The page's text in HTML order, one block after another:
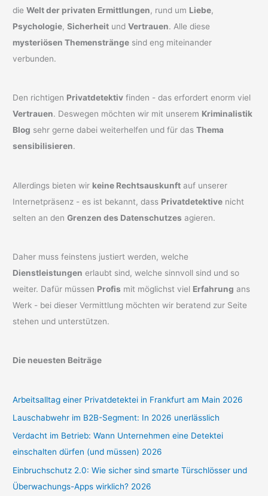
dieWelt der privaten Ermittlungen, rund um Liebe,
Psychologie,Sicherheit undVertrauen. Alle diese
mysteriösen Themenstränge sind eng miteinander
verbunden.
Den richtigen Privatdetektiv finden - das erfordert enorm viel
Vertrauen. Deswegen möchten wir mit unserem Kriminalistik
Blog sehr gerne dabei weiterhelfen und für dasThema
sensibilisieren.
Allerdings bieten wir keine Rechtsauskunft auf unserer
Internetpräsenz - es ist bekannt, dass Privatdetektive nicht
selten an denGrenzen des Datenschutzes agieren.
Daher muss feinstens justiert werden, welche
Dienstleistungen erlaubt sind, welche sinnvoll sind und so
weiter. Dafür müssen Profis mit möglichst viel Erfahrung ans
Werk - bei dieser Vermittlung möchten wir beratend zur Seite
stehen und unterstützen.
Die neuesten Beiträge
Arbeitsalltag einer Privatdetektei in Frankfurt am Main 2026
Lauschabwehr im B2B-Segment: In 2026 unerlässlich
Verdacht im Betrieb: Wann Unternehmen eine Detektei
einschalten dürfen (und müssen) 2026
Einbruchschutz 2.0: Wie sicher sind smarte Türschlösser und
Überwachungs-Apps wirklich? 2026